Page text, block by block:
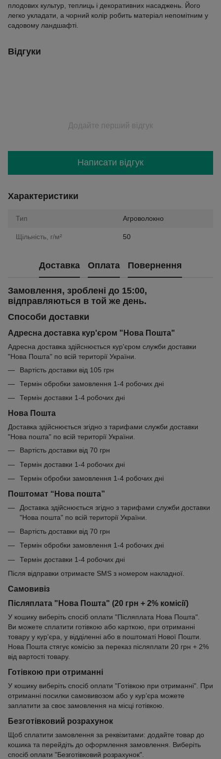
плодових культур, теплиць і декоративних насаджень. Його
легко укладати, а чорний колір робить матеріал непомітним у
садовому ландшафті.
Відгуки
Додайте перший відгук
Написати відгук
Характеристики
Тип Агроволокно
Щільність, г/м² 50
Доставка Оплата Повернення
Замовлення, зроблені до 15:00,
відправляються в той же день.
Способи доставки
Адресна доставка кур'єром "Нова Пошта"
Адресна доставка здійснюється кур'єром служби доставки
"Нова Пошта" по всій території України.
Вартість доставки від 105 грн
Термін обробки замовлення 1-4 робочих дні
Термін доставки 1-4 робочих дні
Нова Пошта
Доставка здійснюється згідно з тарифами служби доставки
"Нова пошта" по всій території України.
Вартість доставки від 70 грн
Термін доставки 1-4 робочих дні
Термін обробки замовлення 1-4 робочих дні
Поштомат “Нова пошта”
Доставка здійснюється згідно з тарифами служби доставки
"Нова пошта" по всій території України.
Вартість доставки від 70 грн
Термін обробки замовлення 1-4 робочих дні
Термін доставки 1-4 робочих дні
Після відправки отримаєте SMS з номером накладної.
Самовивіз
Післяплата "Нова Пошта" (20 грн + 2% комісії)
У кошику виберіть спосіб оплати "Післяплата Нова Пошта".
Ви можете сплатити готівкою або карткою, при отриманні
товару у кур'єра, у відділенні або в поштоматі Нової Пошти.
Нова Пошта стягує комісію за переказ післяплати 20 грн + 2%
від вартості товару.
Готівкою при отриманні
У кошику виберіть спосіб оплати "Готівкою при отриманні". При
отриманні посилки самовивозом або у кур’єра можете
заплатити за своє замовлення на місці готівкою.
Безготівковий розрахунок
Щоб сплатити замовлення за реквізитами: додайте товар до
кошика та перейдіть до оформлення замовлення. Виберіть
спосіб оплати "Безготівковий розрахунок".